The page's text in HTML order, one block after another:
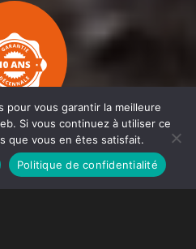
Generated byMPG
pour vous garantir la meilleure
Si vous continuez à utiliser ce
que vous en êtes satisfait.
Politique de confidentialité